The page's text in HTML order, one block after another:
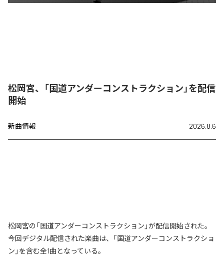
松岡宮、「国道アンダーコンストラクション」を配信
開始
新曲情報 2026.8.6
松岡宮の「国道アンダーコンストラクション」が配信開始された。
今回デジタル配信された楽曲は、「国道アンダーコンストラクショ
ン」を含む全1曲となっている。